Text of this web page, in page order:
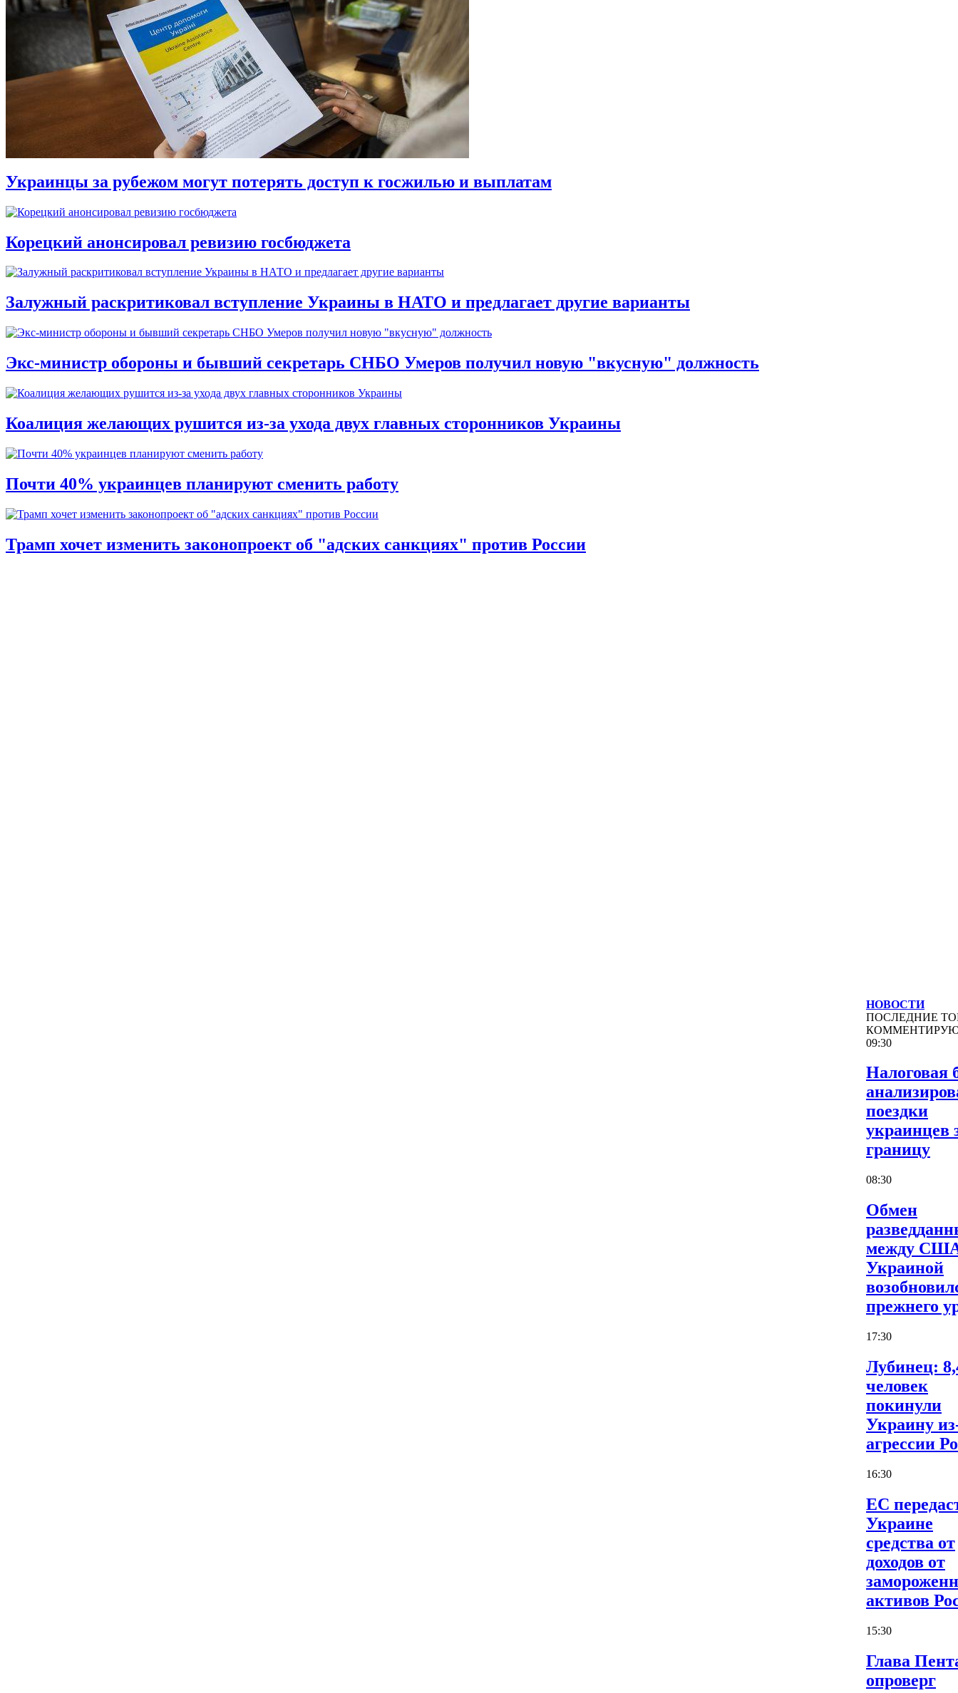
Украинцы за рубежом могут потерять доступ к госжилью и выплатам
Корецкий анонсировал ревизию госбюджета
Залужный раскритиковал вступление Украины в НАТО и предлагает другие варианты
Экс-министр обороны и бывший секретарь СНБО Умеров получил новую "вкусную" должность
Коалиция желающих рушится из-за ухода двух главных сторонников Украины
Почти 40% украинцев планируют сменить работу
Трамп хочет изменить законопроект об "адских санкциях" против России
НОВОСТИ
ПОСЛЕДНИЕ
09:30
Налоговая
поездки
украинцев
границу
08:30
Обмен
между
Украиной
прежнего
17:30
Лубинец:
человек
покинули
Украину
агрессии
16:30
ЕС
Украине
средства от
доходов от
активов
15:30
Глава
опроверг